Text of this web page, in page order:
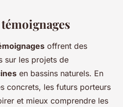
offrent des
sur les projets de
en bassins naturels. En
concrets, les futurs porteurs
et mieux comprendre les